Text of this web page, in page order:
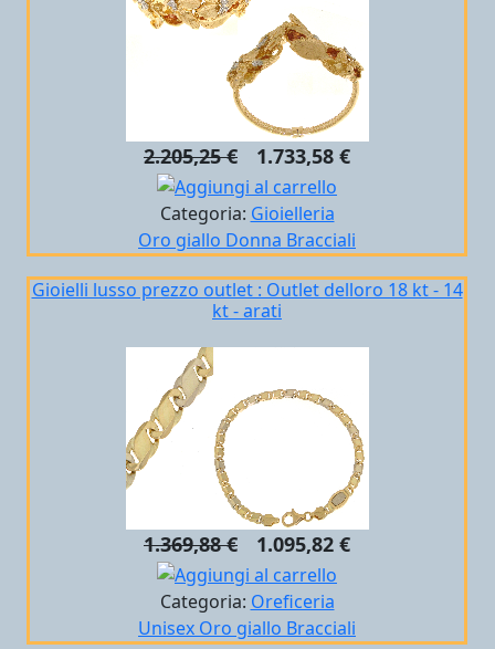
2.205,25 € 1.733,58 €
Categoria: Gioielleria
Oro giallo Donna Bracciali
Gioielli lusso prezzo outlet : Outlet delloro 18 kt - 14
kt - arati
1.369,88 € 1.095,82 €
Categoria: Oreficeria
Unisex Oro giallo Bracciali